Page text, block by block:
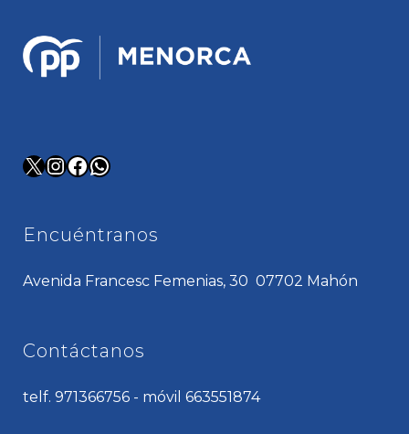
X Instagram
Facebook
WhatsApp
Encuéntranos
Avenida Francesc Femenias, 30 07702 Mahón
Contáctanos
telf. 971366756 - móvil 663551874